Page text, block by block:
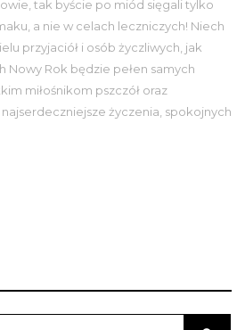
tak byście po miód sięgali tylko
a nie w celach leczniczych! Niech
przyjaciół i osób życzliwych, jak
Nowy Rok będzie pełen samych
miłośnikom pszczół oraz
życzenia, spokojnych